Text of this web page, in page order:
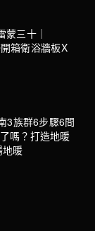
三十｜
箱衛浴牆板X
3族群6步驟6問
嗎？打造地暖
暖